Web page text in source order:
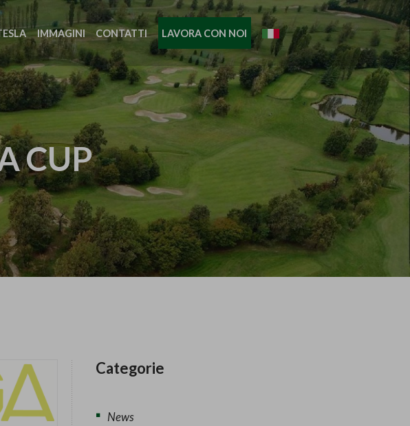
IMMAGINI CONTATTI LAVORA CON NOI
CUP
Categorie
News